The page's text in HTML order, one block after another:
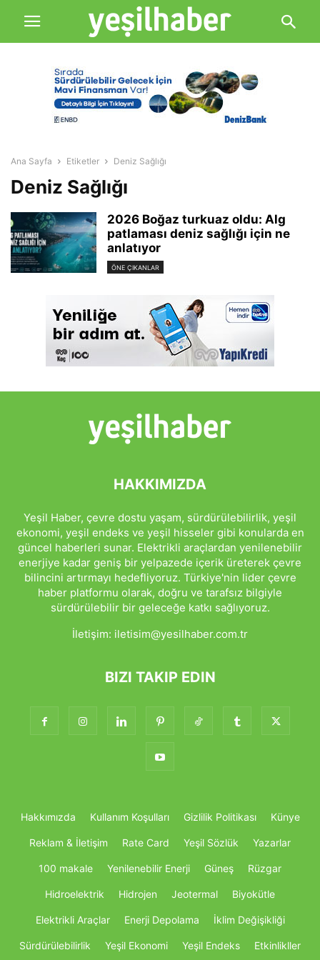
Ana Sayfa Etiketler Deniz Sağlığı
Deniz Sağlığı
2026 Boğaz turkuaz oldu: Alg
patlaması deniz sağlığı için ne
anlatıyor
ÖNE ÇIKANLAR
HAKKIMIZDA
Yeşil Haber, çevre dostu yaşam, sürdürülebilirlik, yeşil
ekonomi, yeşil endeks ve yeşil hisseler gibi konularda en
güncel haberleri sunar. Elektrikli araçlardan yenilenebilir
enerjiye kadar geniş bir yelpazede içerik üreterek çevre
bilincini artırmayı hedefliyoruz. Türkiye'nin lider çevre
haber platformu olarak, doğru ve tarafsız bilgiyle
sürdürülebilir bir geleceğe katkı sağlıyoruz.
İletişim: iletisim@yesilhaber.com.tr
BIZI TAKIP EDIN
Hakkımızda Kullanım Koşulları Gizlilik Politikası Künye
Reklam & İletişim Rate Card Yeşil Sözlük Yazarlar
100 makale Yenilenebilir Enerji Güneş Rüzgar
Hidroelektrik Hidrojen Jeotermal Biyokütle
Elektrikli Araçlar Enerji Depolama İklim Değişikliği
Sürdürülebilirlik Yeşil Ekonomi Yeşil Endeks Etkinlikller